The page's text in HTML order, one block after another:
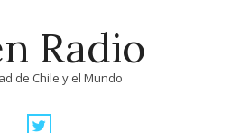
Radio
de Chile y el Mundo